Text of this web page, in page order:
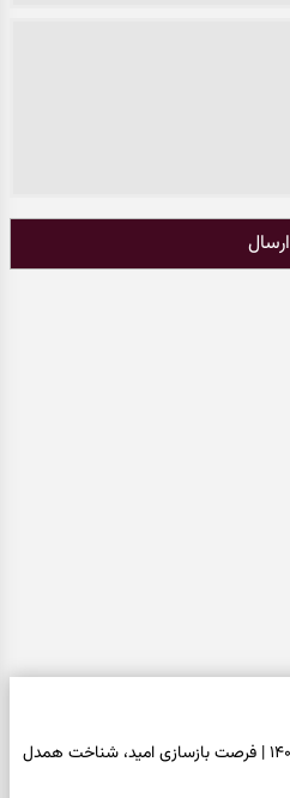
ارسال
فال حافظ امروز شنبه ۱۷ مرداد ۱۴۰۵ | فرصت بازسازی امید، شناخت همدل